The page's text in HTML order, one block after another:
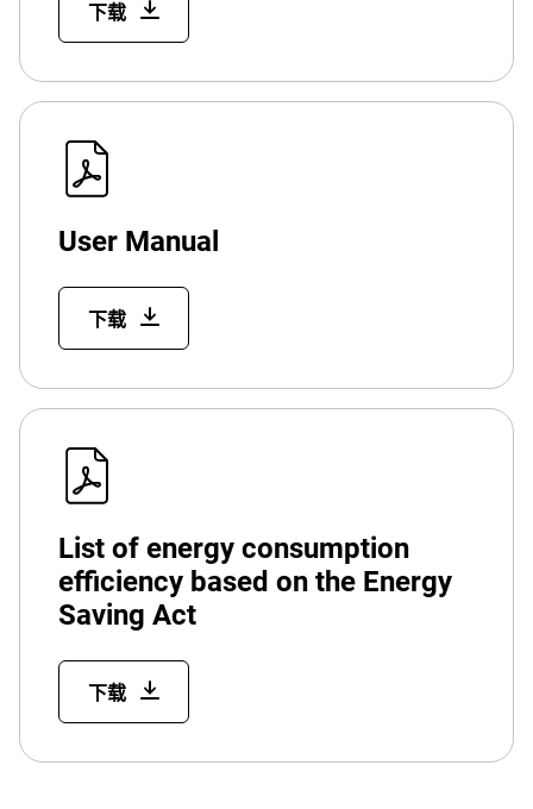
下载
User Manual
下载
List of energy consumption
efficiency based on the Energy
Saving Act
下载